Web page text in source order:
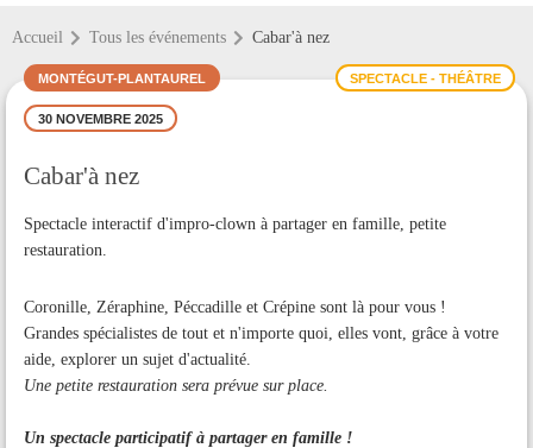
Accueil Tous les événements Cabar'à nez
SPECTACLE - THÉÂTRE
MONTÉGUT-PLANTAUREL
30 NOVEMBRE 2025
Cabar'à nez
Spectacle interactif d'impro-clown à partager en famille, petite
restauration.
Coronille, Zéraphine, Péccadille et Crépine sont là pour vous !
Grandes spécialistes de tout et n'importe quoi, elles vont, grâce à votre
aide, explorer un sujet d'actualité.
Une petite restauration sera prévue sur place.
Un spectacle participatif à partager en famille !